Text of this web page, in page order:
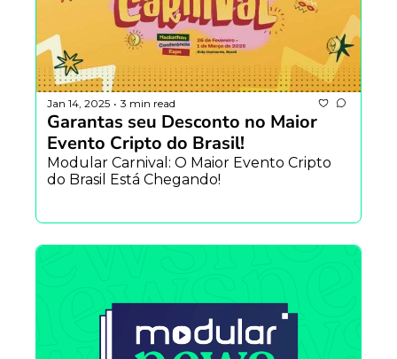
Jan 14, 2025 • 3 min read
Garantas seu Desconto no Maior
Evento Cripto do Brasil!
Modular Carnival: O Maior Evento Cripto